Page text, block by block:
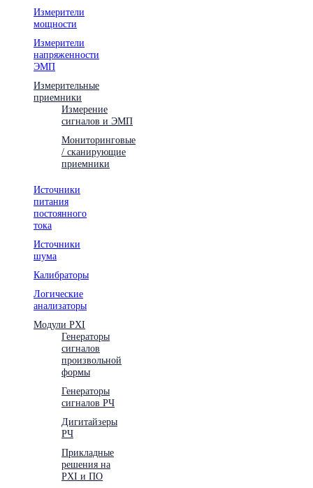
Измерители
мощности
Измерители
напряженности
ЭМП
Измерительные
приемники
Измерение
сигналов и ЭМП
Мониторинговые
/ сканирующие
приемники
Источники
питания
постоянного
тока
Источники
шума
Калибраторы
Логические
анализаторы
Модули PXI
Генераторы
сигналов
произвольной
формы
Генераторы
сигналов РЧ
Дигитайзеры
РЧ
Прикладные
решения на
PXI и ПО